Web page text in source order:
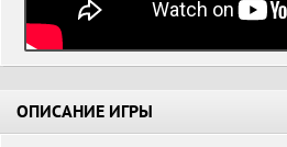
ОПИСАНИЕ ИГРЫ